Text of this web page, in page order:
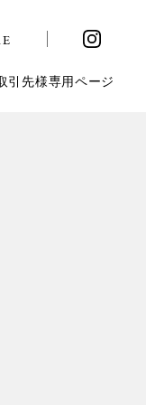
引先様専用ページ